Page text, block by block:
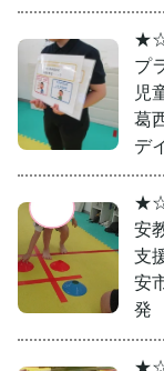
プ
児
葛
デ
★☆
安
支
安
発
★☆